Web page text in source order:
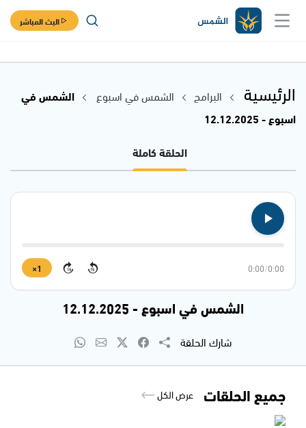
البث المباشر
الرئيسية البرامج الشمس في اسبوع
الشمس في
اسبوع - 12.12.2025
الحلقة كاملة
0:00
/
0:00
15
15
1×
الشمس في اسبوع - 12.12.2025
شارك الحلقة
جميع الحلقات عرض الكل